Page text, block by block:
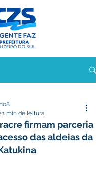
firmam parceria
das aldeias da
1 min de leitura